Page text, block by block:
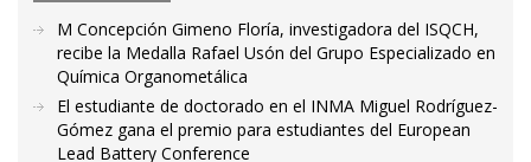
M Concepción Gimeno Floría, investigadora del ISQCH,
recibe la Medalla Rafael Usón del Grupo Especializado en
Química Organometálica
El estudiante de doctorado en el INMA Miguel Rodríguez-
Gómez gana el premio para estudiantes del European
Lead Battery Conference